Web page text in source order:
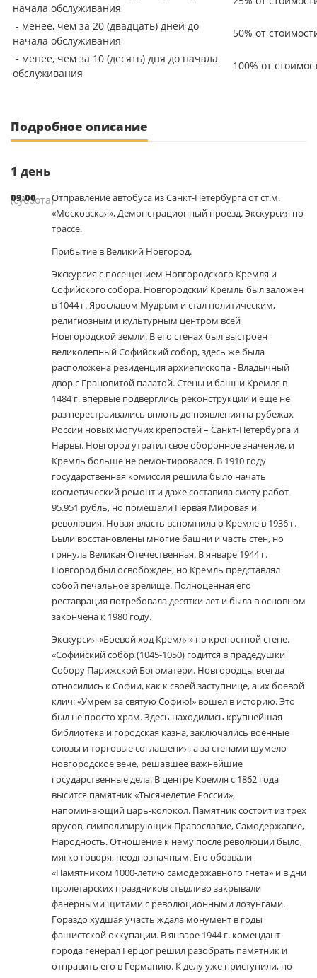
начала обслуживания
- менее, чем за 20 (двадцать) дней до
начала обслуживания
50% от
- менее, чем за 10 (десять) дня до начала
обслуживания
100% от
Подробное описание
1 день
(суббота)
09:00
Отправление автобуса из Санкт-Петербурга от ст.м.
«Московская», Демонстрационный проезд. Экскурсия по
трассе.
Прибытие в Великий Новгород.
Экскурсия с посещением Новгородского Кремля и
Софийского собора. Новгородский Кремль был заложен
в 1044 г. Ярославом Мудрым и стал политическим,
религиозным и культурным центром всей
Новгородской земли. В его стенах был выстроен
великолепный Софийский собор, здесь же была
расположена резиденция архиепископа - Владычный
двор с Грановитой палатой. Стены и башни Кремля в
1484 г. впервые подверглись реконструкции и еще не
раз перестраивались вплоть до появления на рубежах
России новых могучих крепостей – Санкт-Петербурга и
Нарвы. Новгород утратил свое оборонное значение, и
Кремль больше не ремонтировался. В 1910 году
государственная комиссия решила было начать
косметический ремонт и даже составила смету работ -
95.951 рубль, но помешали Первая Мировая и
революция. Новая власть вспомнила о Кремле в 1936 г.
Были восстановлены многие башни и часть стен, но
грянула Великая Отечественная. В январе 1944 г.
Новгород был освобожден, но Кремль представлял
собой печальное зрелище. Полноценная его
реставрация потребовала десятки лет и была в основном
закончена к 1980 году.
Экскурсия «Боевой ход Кремля» по крепостной стене.
«Софийский собор (1045-1050) годится в прадедушки
Собору Парижской Богоматери. Новгородцы всегда
относились к Софии, как к своей заступнице, а их боевой
клич: «Умрем за святую Софию!» вошел в историю. Это
был не просто храм. Здесь находились крупнейшая
библиотека и городская казна, заключались военные
союзы и торговые соглашения, а за стенами шумело
новгородское вече, решавшее важнейшие
государственные дела. В центре Кремля с 1862 года
высится памятник «Тысячелетие России»,
напоминающий царь-колокол. Памятник состоит из трех
ярусов, символизирующих Православие, Самодержавие,
Народность. Отношение к нему после революции было,
мягко говоря, неоднозначным. Его обозвали
«Памятником 1000-летию самодержавного гнета» и в дни
пролетарских праздников стыдливо закрывали
фанерными щитами с революционными лозунгами.
Гораздо худшая участь ждала монумент в годы
фашистской оккупации. В январе 1944 г. комендант
города генерал Герцог решил разобрать памятник и
отправить его в Германию. К делу уже приступили, но